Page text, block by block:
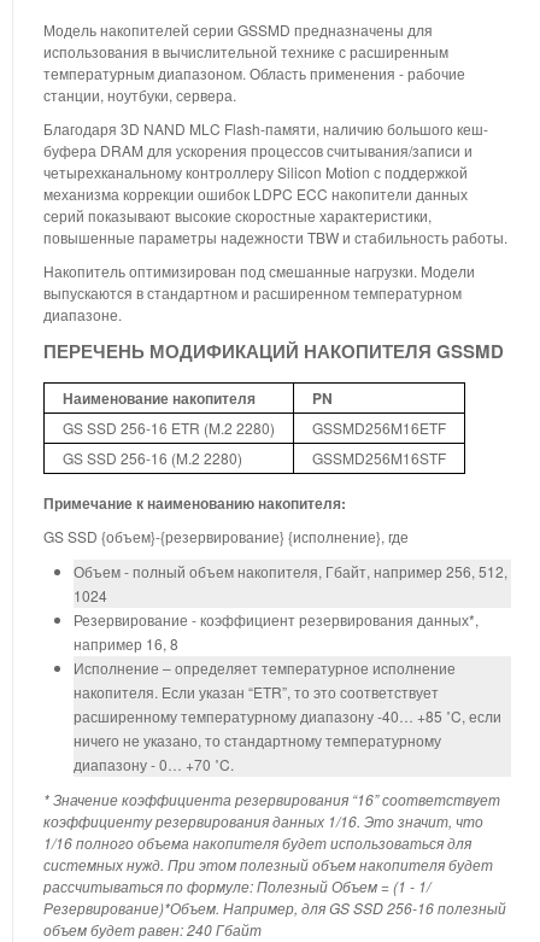
Модель накопителей серии GSSMD предназначены для
использования в вычислительной технике с расширенным
температурным диапазоном. Область применения - рабочие
станции, ноутбуки, сервера.
Благодаря 3D NAND MLC Flash-памяти, наличию большого кеш-
буфера DRAM для ускорения процессов считывания/записи и
четырехканальному контроллеру Silicon Motion с поддержкой
механизма коррекции ошибок LDPC ECC накопители данных
серий показывают высокие скоростные характеристики,
повышенные параметры надежности TBW и стабильность работы.
Накопитель оптимизирован под смешанные нагрузки. Модели
выпускаются в стандартном и расширенном температурном
диапазоне.
ПЕРЕЧЕНЬ МОДИФИКАЦИЙ НАКОПИТЕЛЯ GSSMD
Наименование накопителя PN
GS SSD 256-16 ETR (M.2 2280)
GSSMD256M16ETF
GS SSD 256-16 (M.2 2280)
GSSMD256M16STF
Примечание к наименованию накопителя:
GS SSD {объем}-{резервирование} {исполнение}, где
Объем - полный объем накопителя, Гбайт, например 256, 512,
1024
Резервирование - коэффициент резервирования данных*,
например 16, 8
Исполнение – определяет температурное исполнение
накопителя. Если указан “ETR”, то это соответствует
расширенному температурному диапазону -40… +85 ˚C, если
ничего не указано, то стандартному температурному
диапазону - 0… +70 ˚C.
* Значение коэффициента резервирования “16” соответствует
коэффициенту резервирования данных 1/16. Это значит, что
1/16 полного объема накопителя будет использоваться для
системных нужд. При этом полезный объем накопителя будет
рассчитываться по формуле: Полезный Объем = (1 - 1/
Резервирование)*Объем. Например, для GS SSD 256-16 полезный
объем будет равен: 240 Гбайт